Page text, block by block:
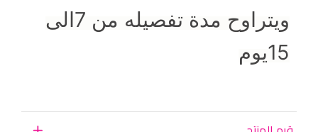
ويتراوح مدة تفصيله من 7الى
15يوم